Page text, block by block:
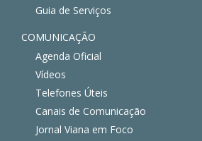
Guia de Serviços
COMUNICAÇÃO
Agenda Oficial
Vídeos
Telefones Úteis
Canais de Comunicação
Jornal Viana em Foco